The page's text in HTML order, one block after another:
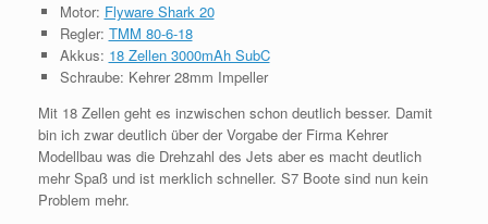
Motor: Flyware Shark 20
Regler: TMM 80-6-18
Akkus: 18 Zellen 3000mAh SubC
Schraube: Kehrer 28mm Impeller
Mit 18 Zellen geht es inzwischen schon deutlich besser. Damit
bin ich zwar deutlich über der Vorgabe der Firma Kehrer
Modellbau was die Drehzahl des Jets aber es macht deutlich
mehr Spaß und ist merklich schneller. S7 Boote sind nun kein
Problem mehr.